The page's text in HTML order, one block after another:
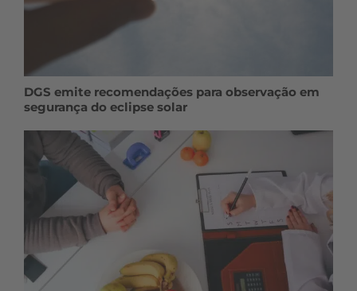
DGS emite recomendações para observação em
segurança do eclipse solar